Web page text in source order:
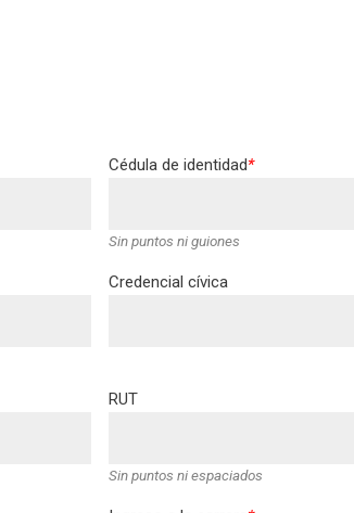
Cédula de identidad*
Sin puntos ni guiones
Credencial cívica
RUT
Sin puntos ni espaciados